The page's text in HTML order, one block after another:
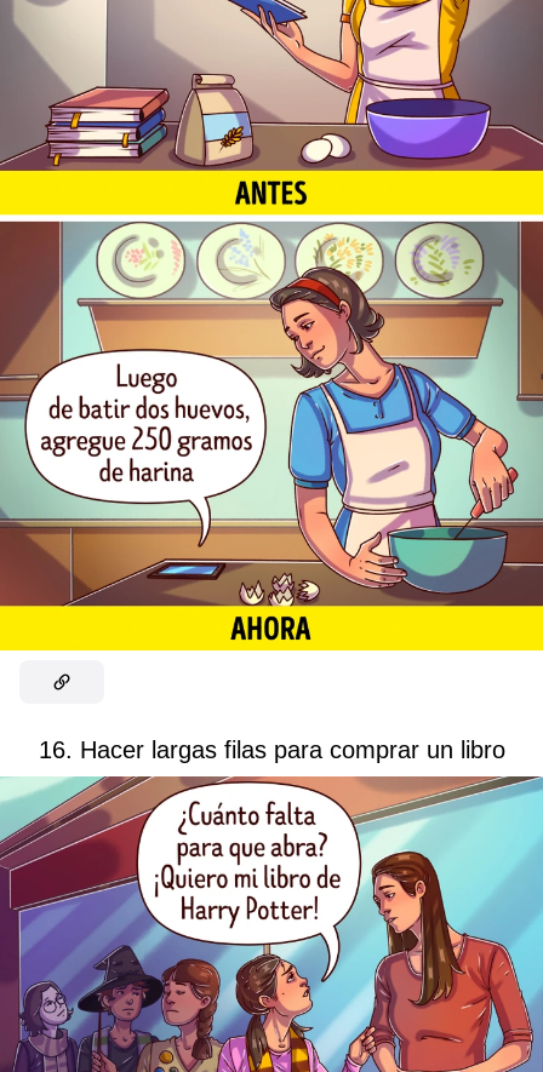
16. Hacer largas filas para comprar un libro